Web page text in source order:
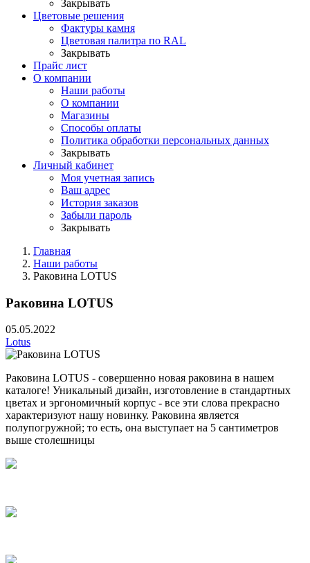
Закрывать
Цветовые решения
Фактуры камня
Цветовая палитра по RAL
Закрывать
Прайс лист
О компании
Наши работы
О компании
Магазины
Способы оплаты
Политика обработки персональных данных
Закрывать
Личный кабинет
Моя учетная запись
Ваш адрес
История заказов
Забыли пароль
Закрывать
Главная
Наши работы
Раковина LOTUS
Раковина LOTUS
05.05.2022
Lotus
Раковина LOTUS - совершенно новая раковина в нашем
каталоге! Уникальный дизайн, изготовление в стандартных
цветах и эргономичный корпус - все эти слова прекрасно
характеризуют нашу новинку. Раковина является
полупогружной; то есть, она выступает на 5 сантиметров
выше столешницы